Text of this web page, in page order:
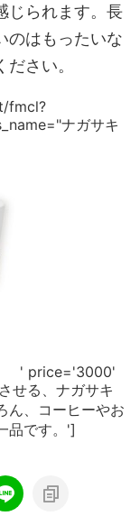
じられます。長
のはもったいな
さい。
fmcl?
ナガサキ
' price='3000'
せる、ナガサキ
ん、コーヒーやお
品です。']